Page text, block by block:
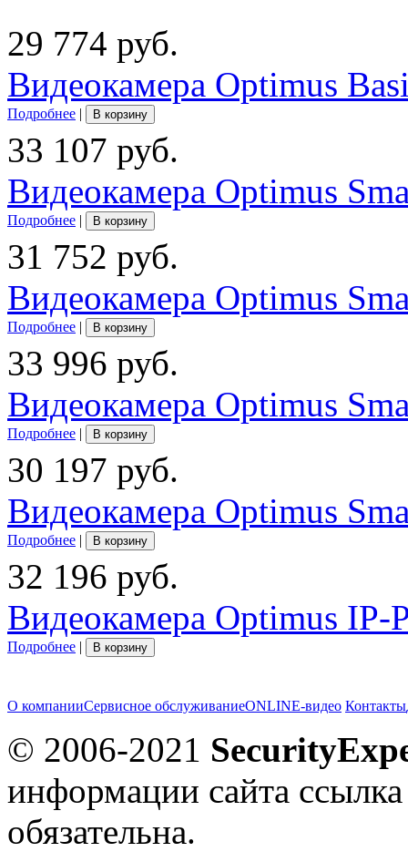
29 774 руб.
Видеокамера Optimus
Подробнее | В корзину
33 107 руб.
Видеокамера Optimus
Подробнее | В корзину
31 752 руб.
Видеокамера Optimus
Подробнее | В корзину
33 996 руб.
Видеокамера Optimus
Подробнее | В корзину
30 197 руб.
Видеокамера Optimus
Подробнее | В корзину
32 196 руб.
Видеокамера Optimus IP-
Подробнее | В корзину
О компанииСервисное обслуживаниеONLINE-видео Контакты
© 2006-2021
информации сайта
обязательна.